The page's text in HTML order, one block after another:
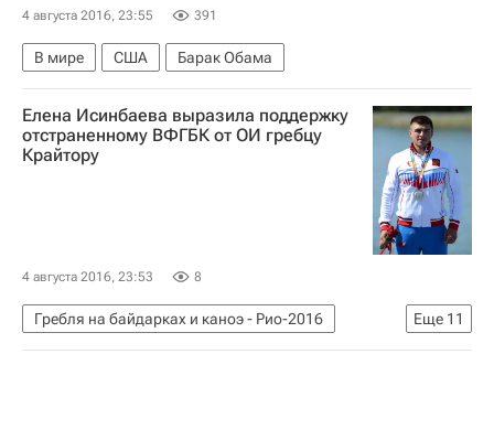
4 августа 2016, 23:55 391
В мире США Барак Обама
Елена Исинбаева выразила поддержку
отстраненному ВФГБК от ОИ гребцу
Крайтору
4 августа 2016, 23:53 8
Еще 11
Гребля на байдарках и каноэ - Рио-2016
Другие виды спорта
Рио-2016